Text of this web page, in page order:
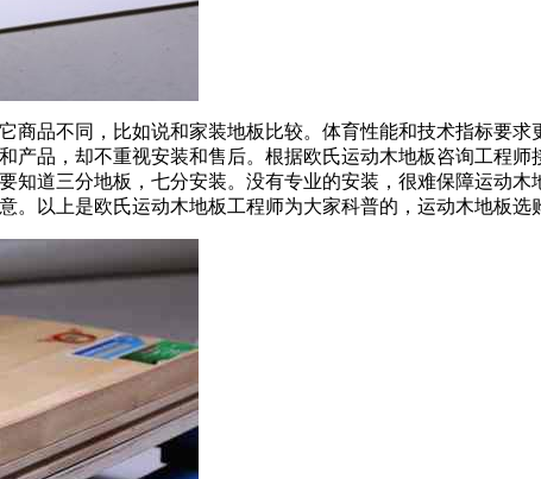
品不同，比如说和家装地板比较。体育性能和技术指标要求
产品，却不重视安装和售后。根据欧氏运动木地板咨询工程
知道三分地板，七分安装。没有专业的安装，很难保障运动
以上是欧氏运动木地板工程师为大家科普的，运动木地板选